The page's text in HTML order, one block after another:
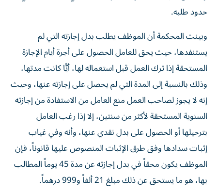
حدود طلبه.
وبينت المحكمة أن الموظف يطلب بدل إجازته التي لم
يستنفدها، حيث يحق للعامل الحصول على أجرة أيام الإجازة
المستحقة إذا ترك العمل قبل استعماله لها، أيًّا كانت مدتها،
وذلك بالنسبة إلى المدة التي لم يحصل على إجازته عنها، وحيث
إنه لا يجوز لصاحب العمل منع العامل من الاستفادة من إجازته
السنوية المستحقة لأكثر من سنتين، إلا إذا رغب العامل
بترحيلها أو الحصول على بدل نقدي عنها، وأنه وفي غياب
إثبات سدادها وفق طرق الإثبات المنصوص عليها قانوناً، فإن
الموظف يكون محقاً في بدل إجازته عن مدة 45 يوماً المطالب
بها، هو ما يستحق عن ذلك مبلغ 21 ألفاً و999 درهماً.